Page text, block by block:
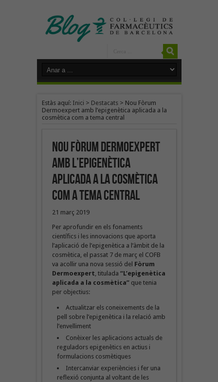
Estàs aquí: Inici > Destacats> Nou Fòrum
Dermoexpert amb l’epigenètica aplicada a la
cosmètica com a tema central
Nou Fòrum Dermoexpert
amb l’epigenètica
aplicada a la cosmètica
com a tema central
21 març 2019
Per aprofundir en els fonaments
científics i les innovacions que aporta
l’aplicació de l’epigenètica a l’àmbit de la
cosmètica, el passat 7 de març el COFB
va acollir una nova sessió del Fòrum
Dermoexpert , titulada “L’epigenètica
aplicada a la cosmètica”que tenia
per objectius:
Actualitzar els coneixements de la
pell sobre l’epigenètica i la relació amb
l’envelliment
Conèixer les aplicacions actuals de
reguladors epigenètics en actius i
formulacions cosmètiques
Intercanviar experiències i fer una
reflexió conjunta al voltant de les